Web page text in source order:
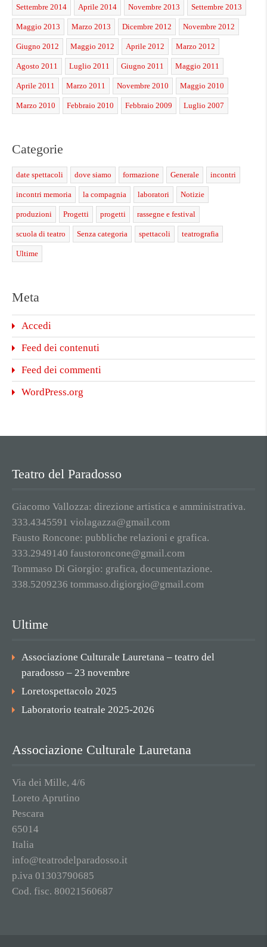
Settembre 2014 Aprile 2014 Novembre 2013 Settembre 2013
Maggio 2013 Marzo 2013 Dicembre 2012 Novembre 2012
Giugno 2012 Maggio 2012 Aprile 2012 Marzo 2012
Agosto 2011 Luglio 2011 Giugno 2011 Maggio 2011
Aprile 2011 Marzo 2011 Novembre 2010 Maggio 2010
Marzo 2010 Febbraio 2010 Febbraio 2009 Luglio 2007
Categorie
date spettacoli dove siamo formazione Generale incontri
incontri memoria la compagnia laboratori Notizie
produzioni Progetti progetti rassegne e festival
scuola di teatro Senza categoria spettacoli teatrografia
Ultime
Meta
Accedi
Feed dei contenuti
Feed dei commenti
WordPress.org
Teatro del Paradosso
Giacomo Vallozza: direzione artistica e amministrativa.
333.4345591 violagazza@gmail.com
Fausto Roncone: pubbliche relazioni e grafica.
333.2949140 faustoroncone@gmail.com
Tommaso Di Giorgio: grafica, documentazione.
338.5209236 tommaso.digiorgio@gmail.com
Ultime
Associazione Culturale Lauretana – teatro del
paradosso – 23 novembre
Loretospettacolo 2025
Laboratorio teatrale 2025-2026
Associazione Culturale Lauretana
Via dei Mille, 4/6
Loreto Aprutino
Pescara
65014
Italia
info@teatrodelparadosso.it
p.iva 01303790685
Cod. fisc. 80021560687